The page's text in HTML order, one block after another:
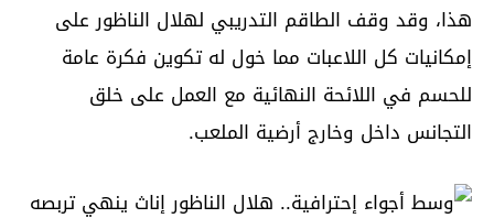
هذا، وقد وقف الطاقم التدريبي لهلال الناظور على
إمكانيات كل اللاعبات مما خول له تكوين فكرة عامة
للحسم في اللائحة النهائية مع العمل على خلق
التجانس داخل وخارج أرضية الملعب.